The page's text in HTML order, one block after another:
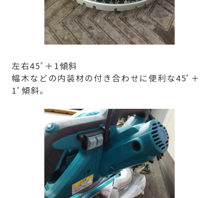
左右45ﾟ＋1傾斜
幅木などの内装材の付き合わせに便利な45ﾟ＋
1ﾟ傾斜｡